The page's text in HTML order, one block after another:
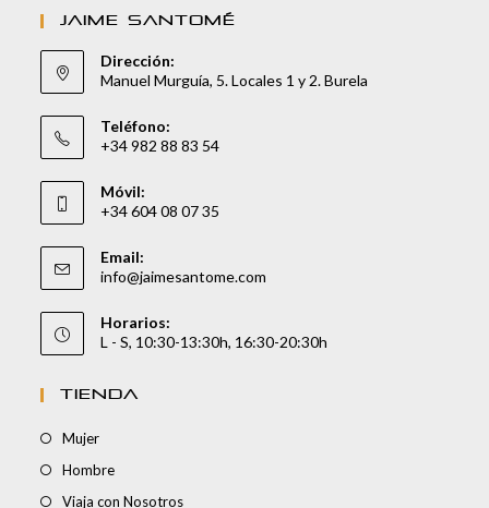
JAIME SANTOMÉ
Dirección:
Manuel Murguía, 5. Locales 1 y 2. Burela
Teléfono:
+34 982 88 83 54
Móvil:
+34 604 08 07 35
Email:
info@jaimesantome.com
Horarios:
L - S, 10:30-13:30h, 16:30-20:30h
TIENDA
Mujer
Hombre
Viaja con Nosotros